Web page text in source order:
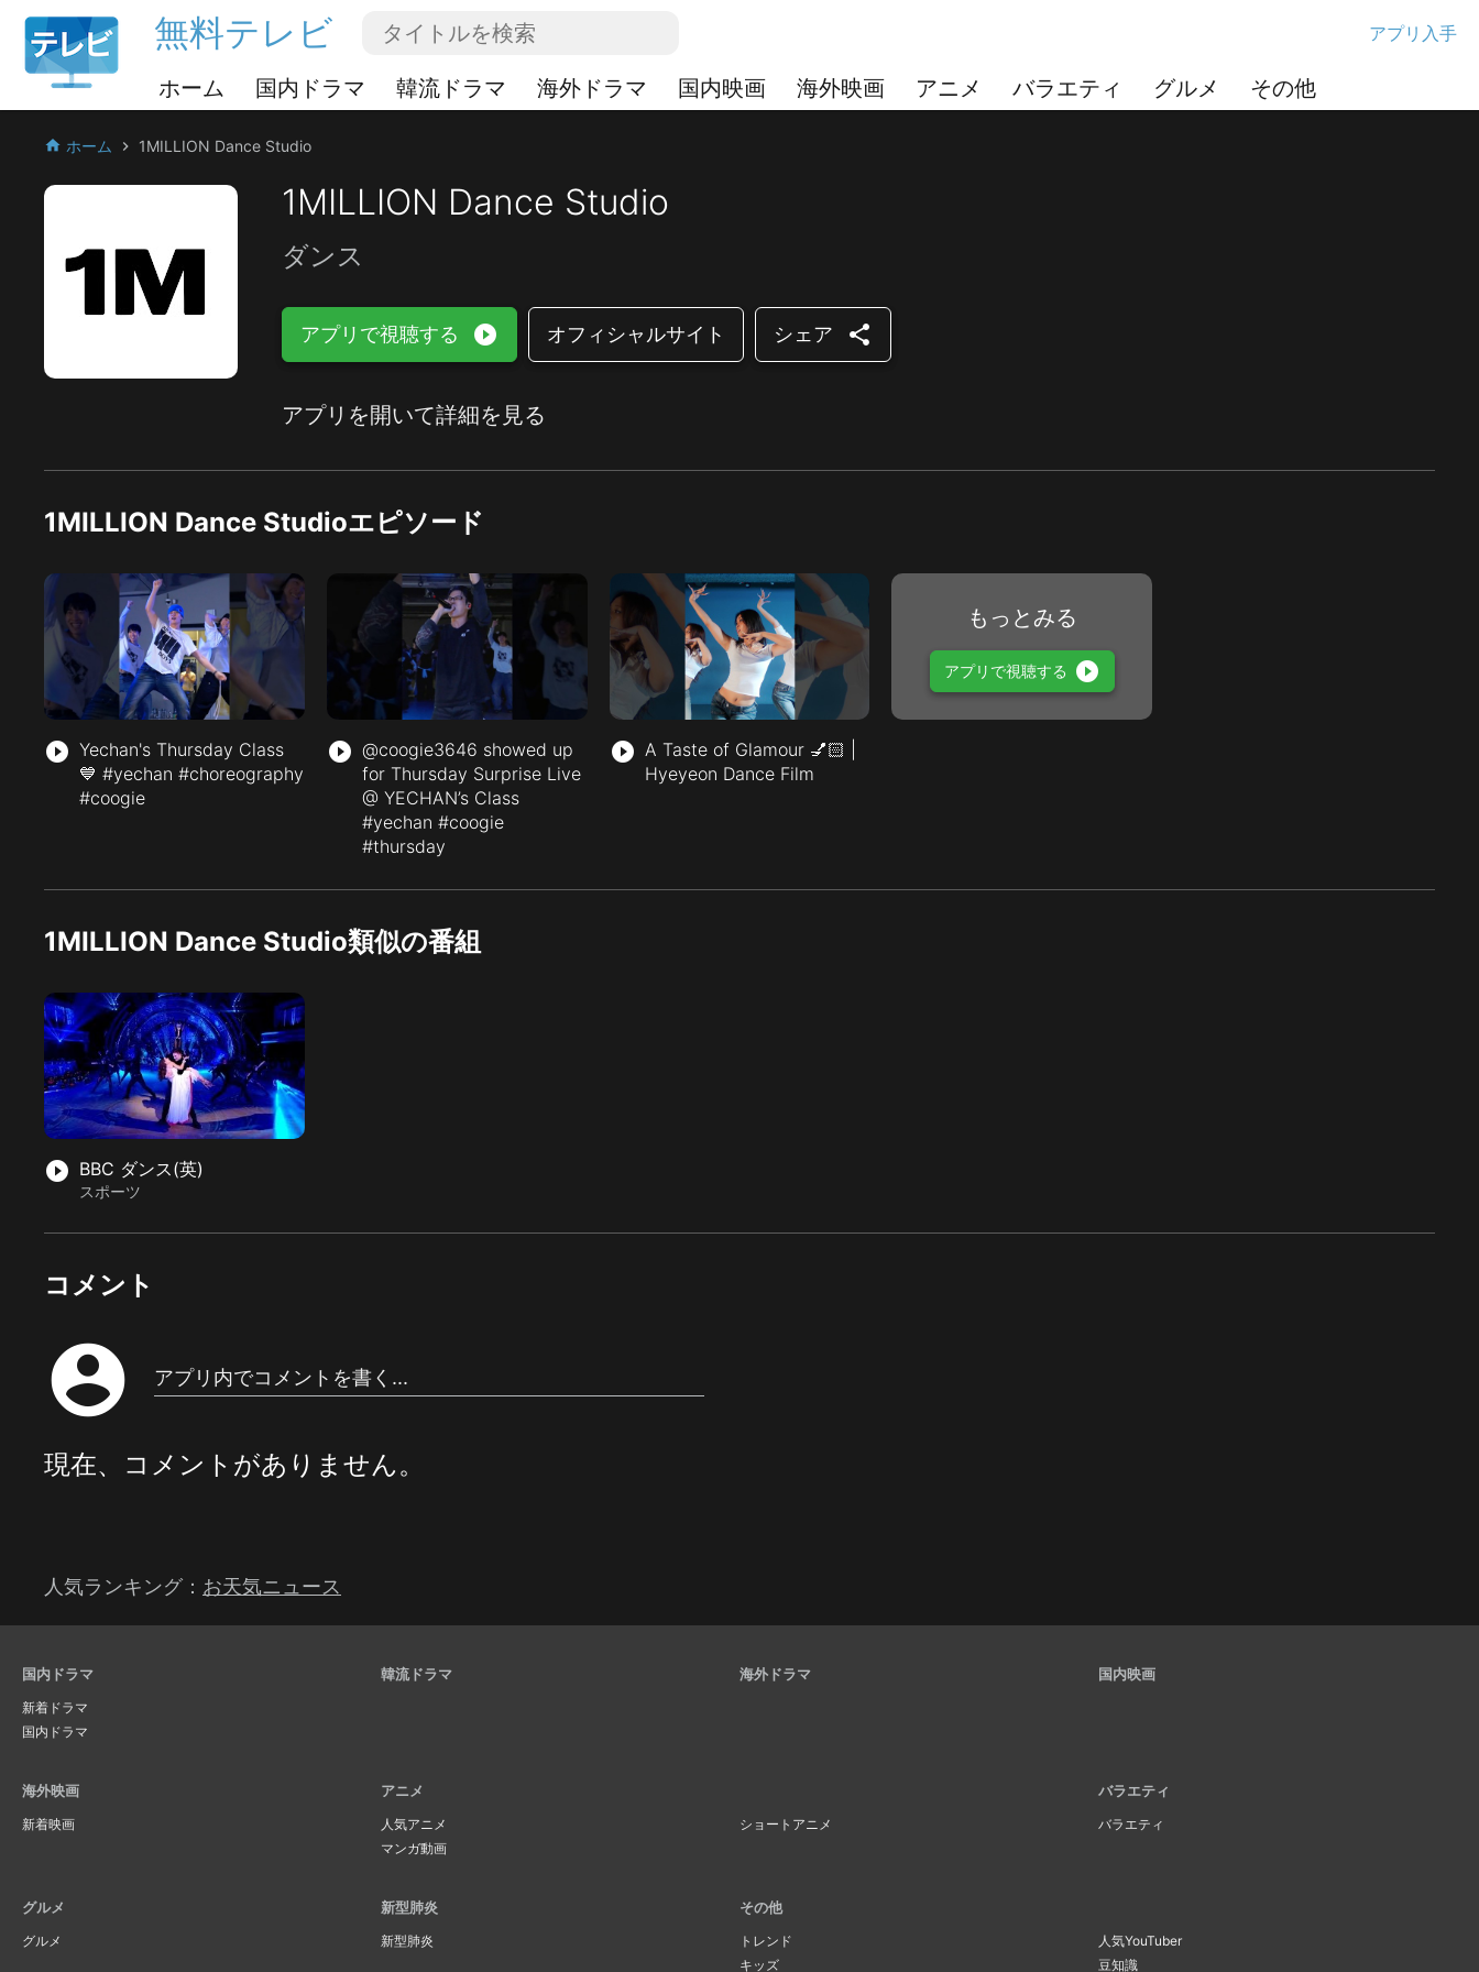
無料テレビ アプリ入手
ホーム 国内ドラマ 韓流ドラマ 海外ドラマ 国内映画 海外映画 アニメ バラエティ グルメ その他
home ホーム chevron_right 1MILLION Dance Studio
1MILLION Dance Studio
ダンス
アプリで視聴する play_circle_filled オフィシャルサイト シェア share
アプリを開いて詳細を見る
1MILLION Dance Studioエピソード
play_circle_filled Yechan's Thursday Class
💙 #yechan #choreography
#coogie
play_circle_filled @coogie3646 showed up
for Thursday Surprise Live
@ YECHAN’s Class
#yechan #coogie
#thursday
play_circle_filled A Taste of Glamour 💅🏻 |
Hyeyeon Dance Film
もっとみる
アプリで視聴する play_circle_filled
1MILLION Dance Studio類似の番組
play_circle_filled BBC ダンス(英)
スポーツ
コメント
account_circle アプリ内でコメントを書く...
現在、コメントがありません。
人気ランキング： お天気ニュース
国内ドラマ
新着ドラマ
国内ドラマ
韓流ドラマ 海外ドラマ 国内映画
海外映画
新着映画
アニメ
人気アニメ
ショートアニメ
マンガ動画
バラエティ
バラエティ
グルメ
グルメ
新型肺炎
新型肺炎
その他
トレンド
人気YouTuber
キッズ
豆知識